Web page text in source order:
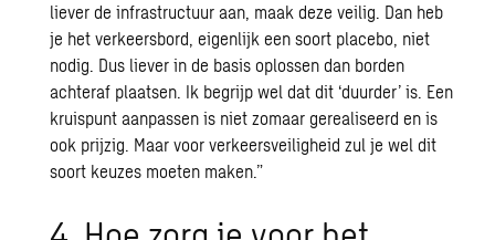
liever de infrastructuur aan, maak deze veilig. Dan heb
je het verkeersbord, eigenlijk een soort placebo, niet
nodig. Dus liever in de basis oplossen dan borden
achteraf plaatsen. Ik begrijp wel dat dit ‘duurder’ is. Een
kruispunt aanpassen is niet zomaar gerealiseerd en is
ook prijzig. Maar voor verkeersveiligheid zul je wel dit
soort keuzes moeten maken.”